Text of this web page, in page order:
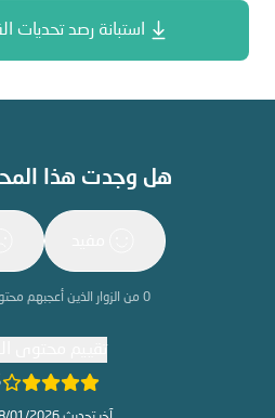
استبانة رصد تحديات
هل وجدت هذا
0 من الزوار الذين أعجبهم